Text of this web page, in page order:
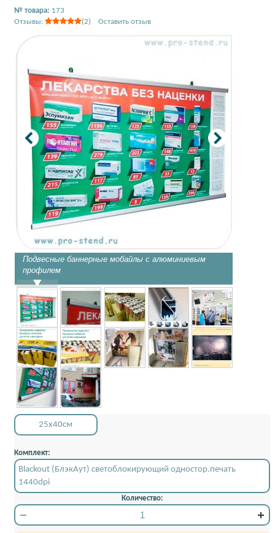
№ товара: 173
Отзывы:
(2) Оставить отзыв
Подвесные баннерные мобайлы с алюминиевым
профилем
25x40см
Комплект:
Blackout (БлэкАут) светоблокирующий одностор.печать
1440dpi
Количество: